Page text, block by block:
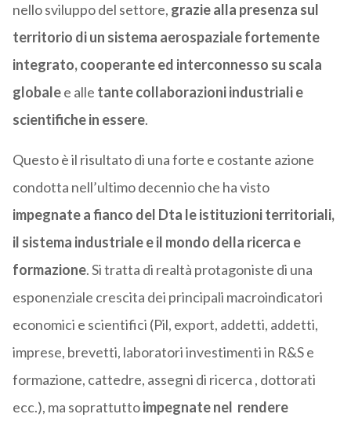
nello sviluppo del settore, grazie alla presenza sul
territorio di un sistema aerospaziale fortemente
integrato, cooperante ed interconnesso su scala
globalee alle tante collaborazioni industriali e
scientifiche in essere.
Questo è il risultato di una forte e costante azione
condotta nell’ultimo decennio che ha visto
impegnate a fianco del Dta le istituzioni territoriali,
il sistema industriale e il mondo della ricerca e
formazione. Si tratta di realtà protagoniste di una
esponenziale crescita dei principali macroindicatori
economici e scientifici (Pil, export, addetti, addetti,
imprese, brevetti, laboratori investimenti in R&S e
formazione, cattedre, assegni di ricerca , dottorati
ecc.), ma soprattuttoimpegnate nel rendere